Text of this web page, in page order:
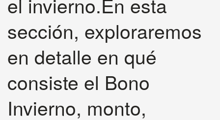
sección, exploraremos
en detalle en qué
consiste el Bono
Invierno, monto,